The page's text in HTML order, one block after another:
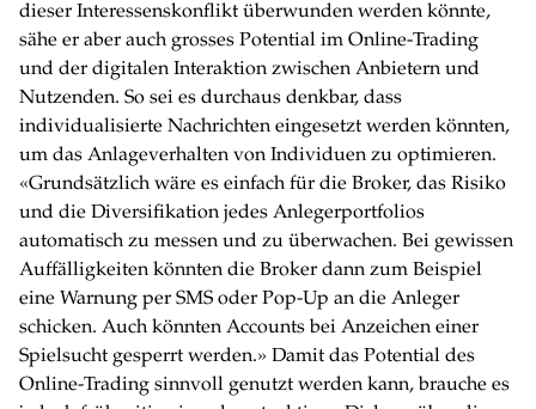
dieser Interessenskonflikt überwunden werden könnte,
sähe er aber auch grosses Potential im Online-Trading
und der digitalen Interaktion zwischen Anbietern und
Nutzenden. So sei es durchaus denkbar, dass
individualisierte Nachrichten eingesetzt werden könnten,
um das Anlageverhalten von Individuen zu optimieren.
«Grundsätzlich wäre es einfach für die Broker, das Risiko
und die Diversifikation jedes Anlegerportfolios
automatisch zu messen und zu überwachen. Bei gewissen
Auffälligkeiten könnten die Broker dann zum Beispiel
eine Warnung per SMS oder Pop-Up an die Anleger
schicken. Auch könnten Accounts bei Anzeichen einer
Spielsucht gesperrt werden.» Damit das Potential des
Online-Trading sinnvoll genutzt werden kann, brauche es